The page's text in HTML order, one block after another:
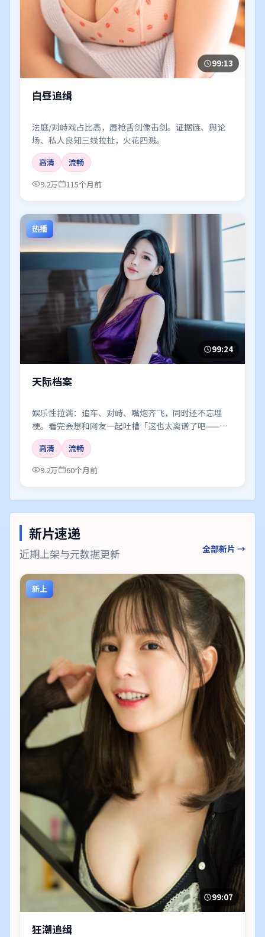
99:13
白昼追缉
法庭/对峙戏占比高，唇枪舌剑像击剑。证据链、舆论
场、私人良知三线拉扯，火花四溅。
高清
流畅
9.2万
115个月前
热播
99:24
天际档案
娱乐性拉满：追车、对峙、嘴炮齐飞，同时还不忘埋
梗。看完会想和网友一起吐槽「这也太离谱了吧——但
好爽」。
高清
流畅
9.2万
60个月前
新片速递
近期上架与元数据更新 全部新片 →
新上
99:07
狂潮追缉